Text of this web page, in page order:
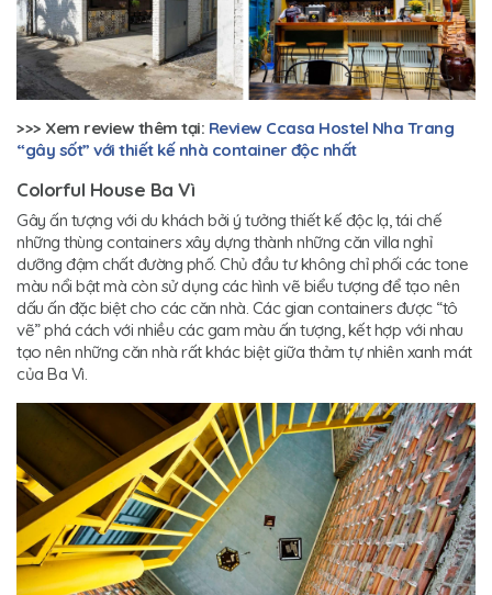
>>> Xem review thêm tại: Review Ccasa Hostel Nha Trang
“gây sốt” với thiết kế nhà container độc nhất
Colorful House Ba Vì
Gây ấn tượng với du khách bởi ý tưởng thiết kế độc lạ, tái chế
những thùng containers xây dựng thành những căn villa nghỉ
dưỡng đậm chất đường phố. Chủ đầu tư không chỉ phối các tone
màu nổi bật mà còn sử dụng các hình vẽ biểu tượng để tạo nên
dấu ấn đặc biệt cho các căn nhà. Các gian containers được “tô
vẽ” phá cách với nhiều các gam màu ấn tượng, kết hợp với nhau
tạo nên những căn nhà rất khác biệt giữa thảm tự nhiên xanh mát
của Ba Vì.